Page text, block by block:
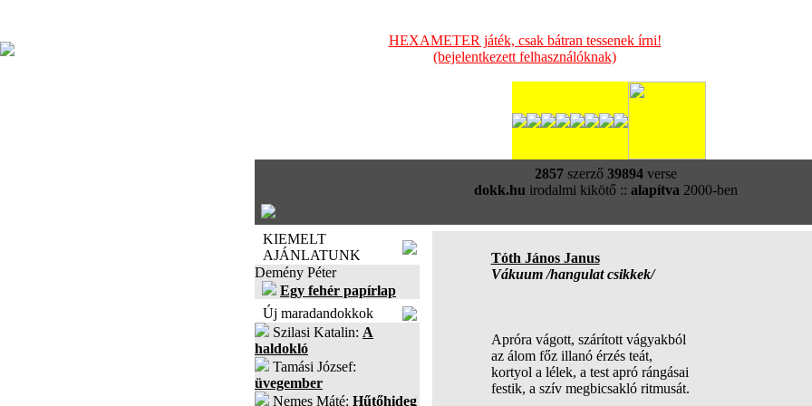
HEXAMETER játék, csak bátran tessenek írni!
(bejelentkezett felhasználóknak)
2857szerző 39894verse
dokk.hu irodalmi kikötő :: alapítva 2000-ben
KIEMELT
AJÁNLATUNK
Demény Péter
Egy fehér papírlap
Új maradandokkok
Szilasi Katalin: A
haldokló
Tamási József:
üvegember
Nemes Máté: Hűtőhideg
Tóth János Janus
Vákuum /hangulat csikkek/
Apróra vágott, szárított vágyakból
az álom főz illanó érzés teát,
kortyol a lélek, a test apró rángásai
festik, a szív megbicsakló ritmusát.